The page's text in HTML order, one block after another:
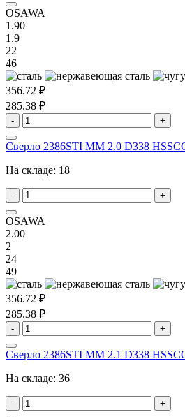
OSAWA
1.90
1.9
22
46
356.72 ₽
285.38 ₽
- +
Сверло 2386STI MM 2.0 D338
На складе: 18
- +
OSAWA
2.00
2
24
49
356.72 ₽
285.38 ₽
- +
Сверло 2386STI MM 2.1 D338
На складе: 36
- +